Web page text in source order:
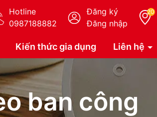
Hotline
0987188882
Đăng ký
Đăng nhập
20
Kiến thức gia dụng Liên hệ
ban công